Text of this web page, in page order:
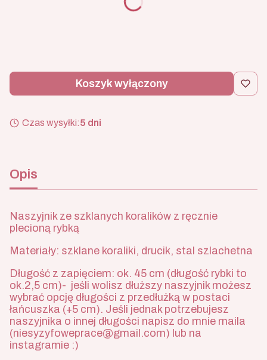
Koszyk wyłączony
Czas wysyłki:5 dni
Opis
Naszyjnik ze szklanych koralików z ręcznie
plecioną rybką
Materiały: szklane koraliki, drucik, stal szlachetna
Długość z zapięciem: ok. 45 cm (długość rybki to
ok.2,5 cm)- jeśli wolisz dłuższy naszyjnik możesz
wybrać opcję długości z przedłużką w postaci
łańcuszka (+5 cm). Jeśli jednak potrzebujesz
naszyjnika o innej długości napisz do mnie maila
(niesyzyfoweprace@gmail.com) lub na
instagramie :)